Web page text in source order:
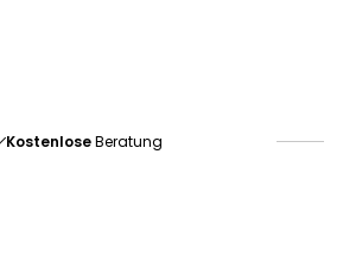
KostenloseBeratung